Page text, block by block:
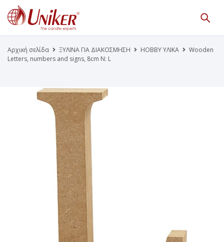
Κατάλογος Προϊόντων
Γίνε Συνεργάτης μας
Το Uniker.grαπευθύνεται μόνο σε εμπόρους
Αρχική σελίδα ΞΥΛΙΝΑ ΓΙΑ ΔΙΑΚΟΣΜΗΣΗ HOBBY ΥΛΙΚΑ
Wooden
Letters, numbers and signs, 8cm N: L